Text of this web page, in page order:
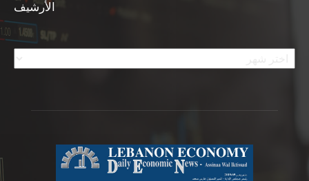
الأرشيف
الأرشيف